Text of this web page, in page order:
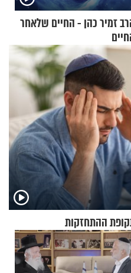
זמיר כהן - החיים שלאחר
ההתחזקות